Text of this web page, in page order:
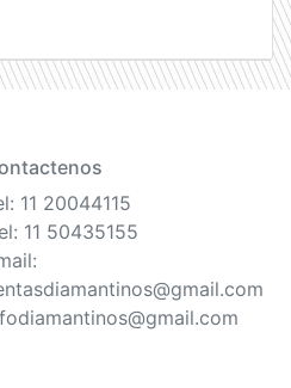
11 20044115
11 50435155